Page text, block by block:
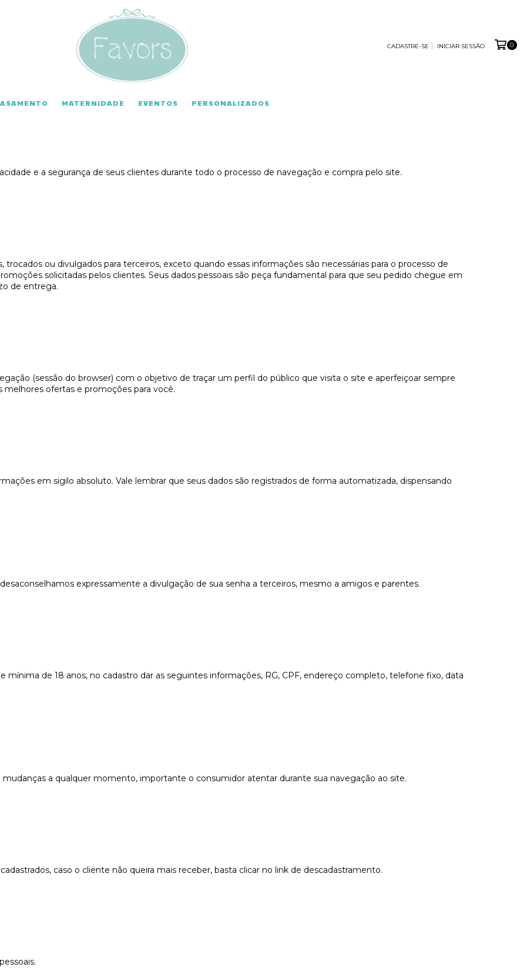
CADASTRE-SE INICIAR SESSÃO 0
MATERNIDADE EVENTOS PERSONALIZADOS
e a segurança de seus clientes durante todo o processo de navegação e compra pelo site.
trocados ou divulgados para terceiros, exceto quando essas informações são necessárias para o processo de
solicitadas pelos clientes. Seus dados pessoais são peça fundamental para que seu pedido chegue em
de entrega.
(sessão do browser) com o objetivo de traçar um perfil do público que visita o site e aperfeiçoar sempre
melhores ofertas e promoções para você.
em sigilo absoluto. Vale lembrar que seus dados são registrados de forma automatizada, dispensando
expressamente a divulgação de sua senha a terceiros, mesmo a amigos e parentes.
mínima de 18 anos, no cadastro dar as seguintes informações, RG, CPF, endereço completo, telefone fixo, data
a qualquer momento, importante o consumidor atentar durante sua navegação ao site.
caso o cliente não queira mais receber, basta clicar no link de descadastramento.